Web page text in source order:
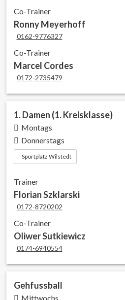
Co-Trainer
Ronny Meyerhoff
0162-9776327
Co-Trainer
Marcel Cordes
0172-2735479
1. Damen (1. Kreisklasse)
Montags
Donnerstags
Sportplatz Wilstedt
Trainer
Florian Szklarski
0172-8720202
Co-Trainer
Oliwer Sutkiewicz
0174-6940554
Gehfussball
Mittwochs